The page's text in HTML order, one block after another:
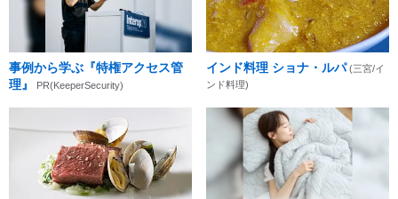
事例から学ぶ『特権アクセス管
理』
PR(KeeperSecurity)
インド料理 ショナ・ルパ (三宮/イ
ンド料理)